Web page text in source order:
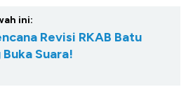
ini:
Revisi RKAB Batu
Suara!